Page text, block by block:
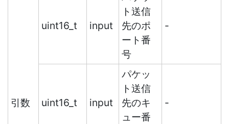
引数
uint16_t input
ト送信
先のポ
ート番
号
-
uint16_t input
パケッ
ト送信
先のキ
ュー番
-